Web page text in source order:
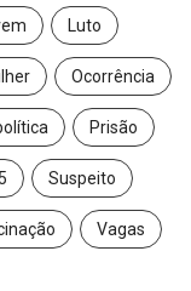
Luto
Ocorrência
Prisão
Suspeito
Vagas